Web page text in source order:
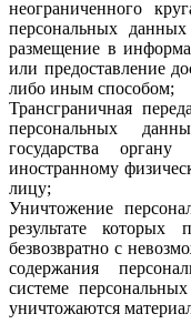
неограниченного
персональных
размещение в
или предоставление
либо иным способом;
Трансграничная
персональных
государства органу
иностранному
лицу;
Уничтожение
результате которых
безвозвратно с
содержания
системе
уничтожаются